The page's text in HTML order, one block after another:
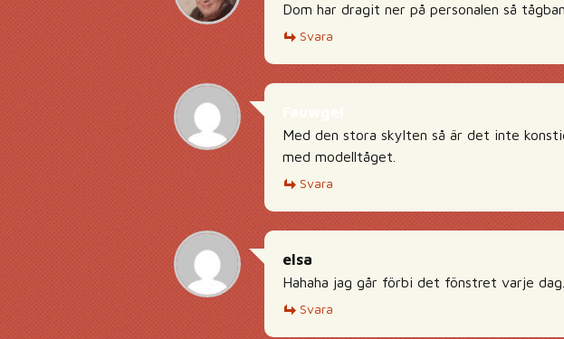
Dom har dragit ner på personalen så
Svara
Med den stora skylten så är det inte
med modelltåget.
Svara
elsa
Hahaha jag går förbi det fönstret varje
Svara